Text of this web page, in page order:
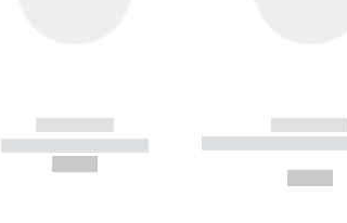
------------
----------- -----------
-----------